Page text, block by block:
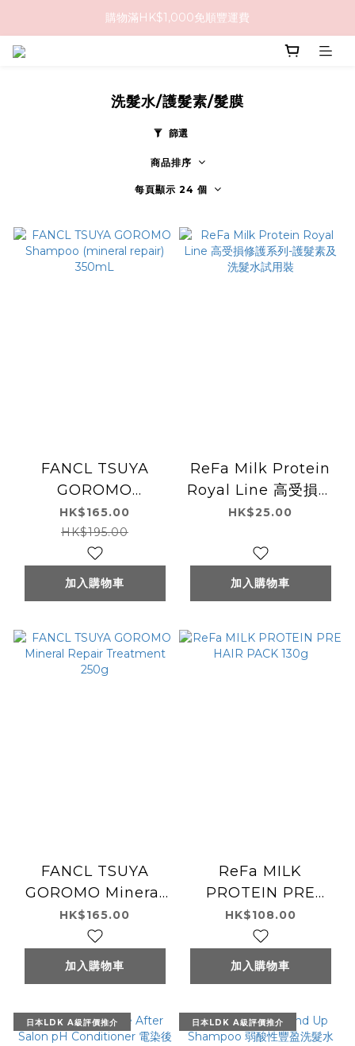
購物滿HK$1,000免順豐運費
購物滿HK$1,000免順豐運費
洗髮水/護髮素/髮膜
篩選
商品排序
每頁顯示 24 個
FANCL TSUYA
GOROMO
Shampoo (mineral
repair) 350mL
HK$165.00
HK$195.00
加入購物車
ReFa Milk Protein
Royal Line 高受損修
護系列-護髮素及洗髮
HK$25.00
加入購物車
FANCL TSUYA
GOROMO Mineral
Repair Treatment
250g
HK$165.00
加入購物車
ReFa MILK
PROTEIN PRE
HAIR PACK 130g
HK$108.00
加入購物車
日本LDK A級評價推介 日本LDK A級評價推介